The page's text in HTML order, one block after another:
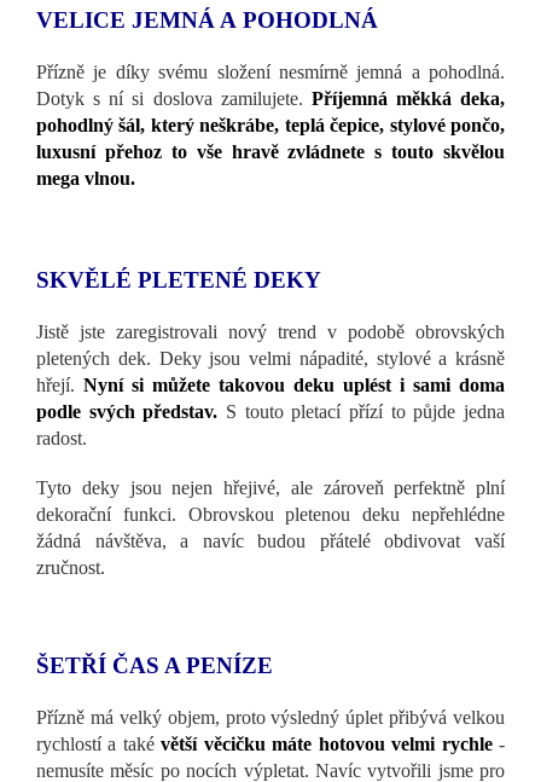
VELICE JEMNÁ A POHODLNÁ
Přízně je díky svému složení nesmírně jemná a pohodlná.
Dotyk s ní si doslova zamilujete. Příjemná měkká deka,
pohodlný šál, který neškrábe, teplá čepice, stylové pončo,
luxusní přehoz to vše hravě zvládnete s touto skvělou
mega vlnou.
SKVĚLÉ PLETENÉ DEKY
Jistě jste zaregistrovali nový trend v podobě obrovských
pletených dek. Deky jsou velmi nápadité, stylové a krásně
hřejí. Nyní si můžete takovou deku uplést i sami doma
podle svých představ. S touto pletací přízí to půjde jedna
radost.
Tyto deky jsou nejen hřejivé, ale zároveň perfektně plní
dekorační funkci. Obrovskou pletenou deku nepřehlédne
žádná návštěva, a navíc budou přátelé obdivovat vaší
zručnost.
ŠETŘÍ ČAS A PENÍZE
Přízně má velký objem, proto výsledný úplet přibývá velkou
rychlostí a takévětší věcičku máte hotovou velmi rychle-
nemusíte měsíc po nocích výpletat. Navíc vytvořili jsme pro